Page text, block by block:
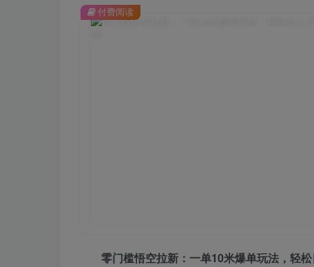
付费阅读
零门槛悟空拉新 ：一单10米爆单玩法，轻